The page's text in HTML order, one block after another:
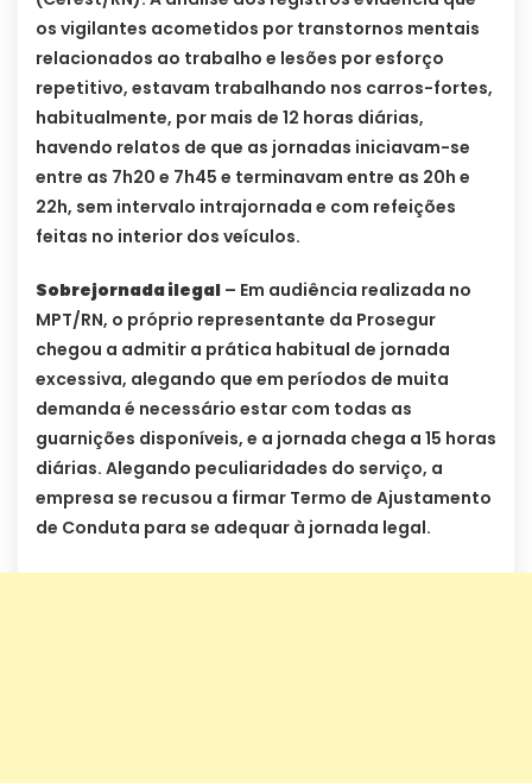
os vigilantes acometidos por transtornos mentais
relacionados ao trabalho e lesões por esforço
repetitivo, estavam trabalhando nos carros-fortes,
habitualmente, por mais de 12 horas diárias,
havendo relatos de que as jornadas iniciavam-se
entre as 7h20 e 7h45 e terminavam entre as 20h e
22h, sem intervalo intrajornada e com refeições
feitas no interior dos veículos.
Sobrejornada ilegal – Em audiência realizada no
MPT/RN, o próprio representante da Prosegur
chegou a admitir a prática habitual de jornada
excessiva, alegando que em períodos de muita
demanda é necessário estar com todas as
guarnições disponíveis, e a jornada chega a 15 horas
diárias. Alegando peculiaridades do serviço, a
empresa se recusou a firmar Termo de Ajustamento
de Conduta para se adequar à jornada legal.